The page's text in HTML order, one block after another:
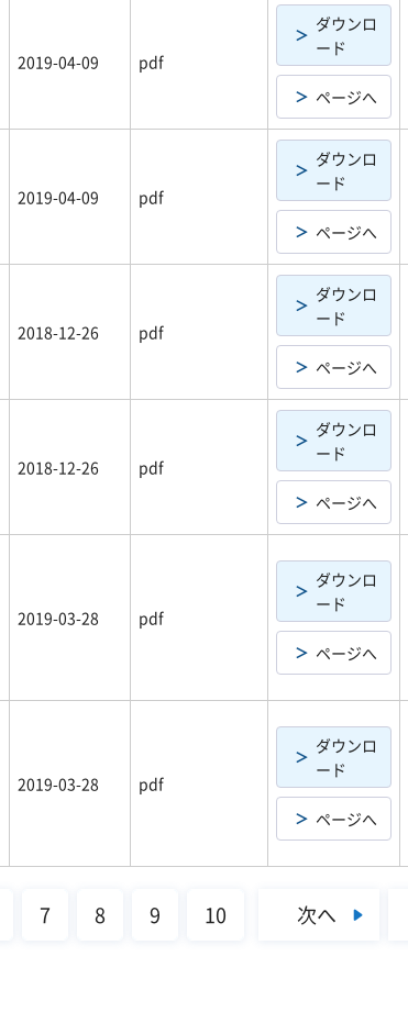
2019-04-09 pdf
ダウンロ
ード
ページへ
2019-04-09 pdf
ダウンロ
ード
ページへ
2018-12-26 pdf
ダウンロ
ード
ページへ
2018-12-26 pdf
ダウンロ
ード
ページへ
2019-03-28 pdf
ダウンロ
ード
ページへ
2019-03-28 pdf
ダウンロ
ード
ページへ
7 8 9 10 次へ